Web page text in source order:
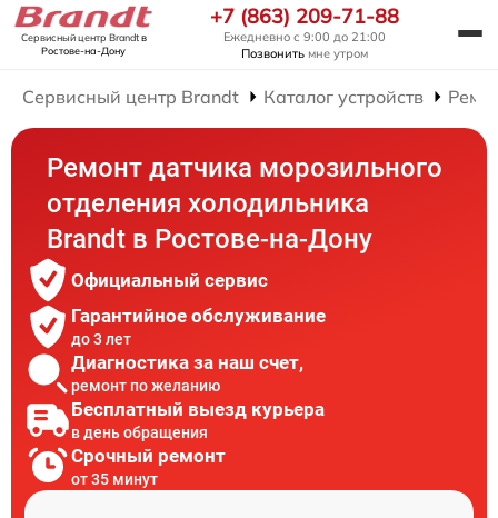
Сервисный центр Brandtв
Ростове-на-Дону
+7 (863) 209-71-88
Ежедневно с 9:00 до 21:00
Позвонить мне утром
Сервисный центр Brandt Каталог устройств
Ремонт датчика морозильного
отделения холодильника
Brandt в Ростове-на-Дону
Официальный сервис
Гарантийное обслуживание
до 3 лет
Диагностика за наш счет,
ремонт по желанию
Бесплатный выезд курьера
в день обращения
Срочный ремонт
от 35 минут